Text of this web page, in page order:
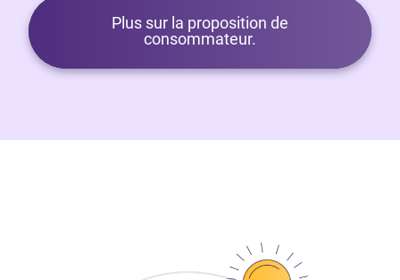
Plus sur la proposition de
consommateur.